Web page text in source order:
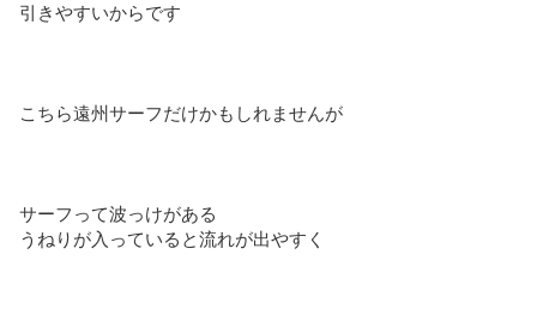
引きやすいからです
こちら遠州サーフだけかもしれませんが
サーフって波っけがある
うねりが入っていると流れが出やすく